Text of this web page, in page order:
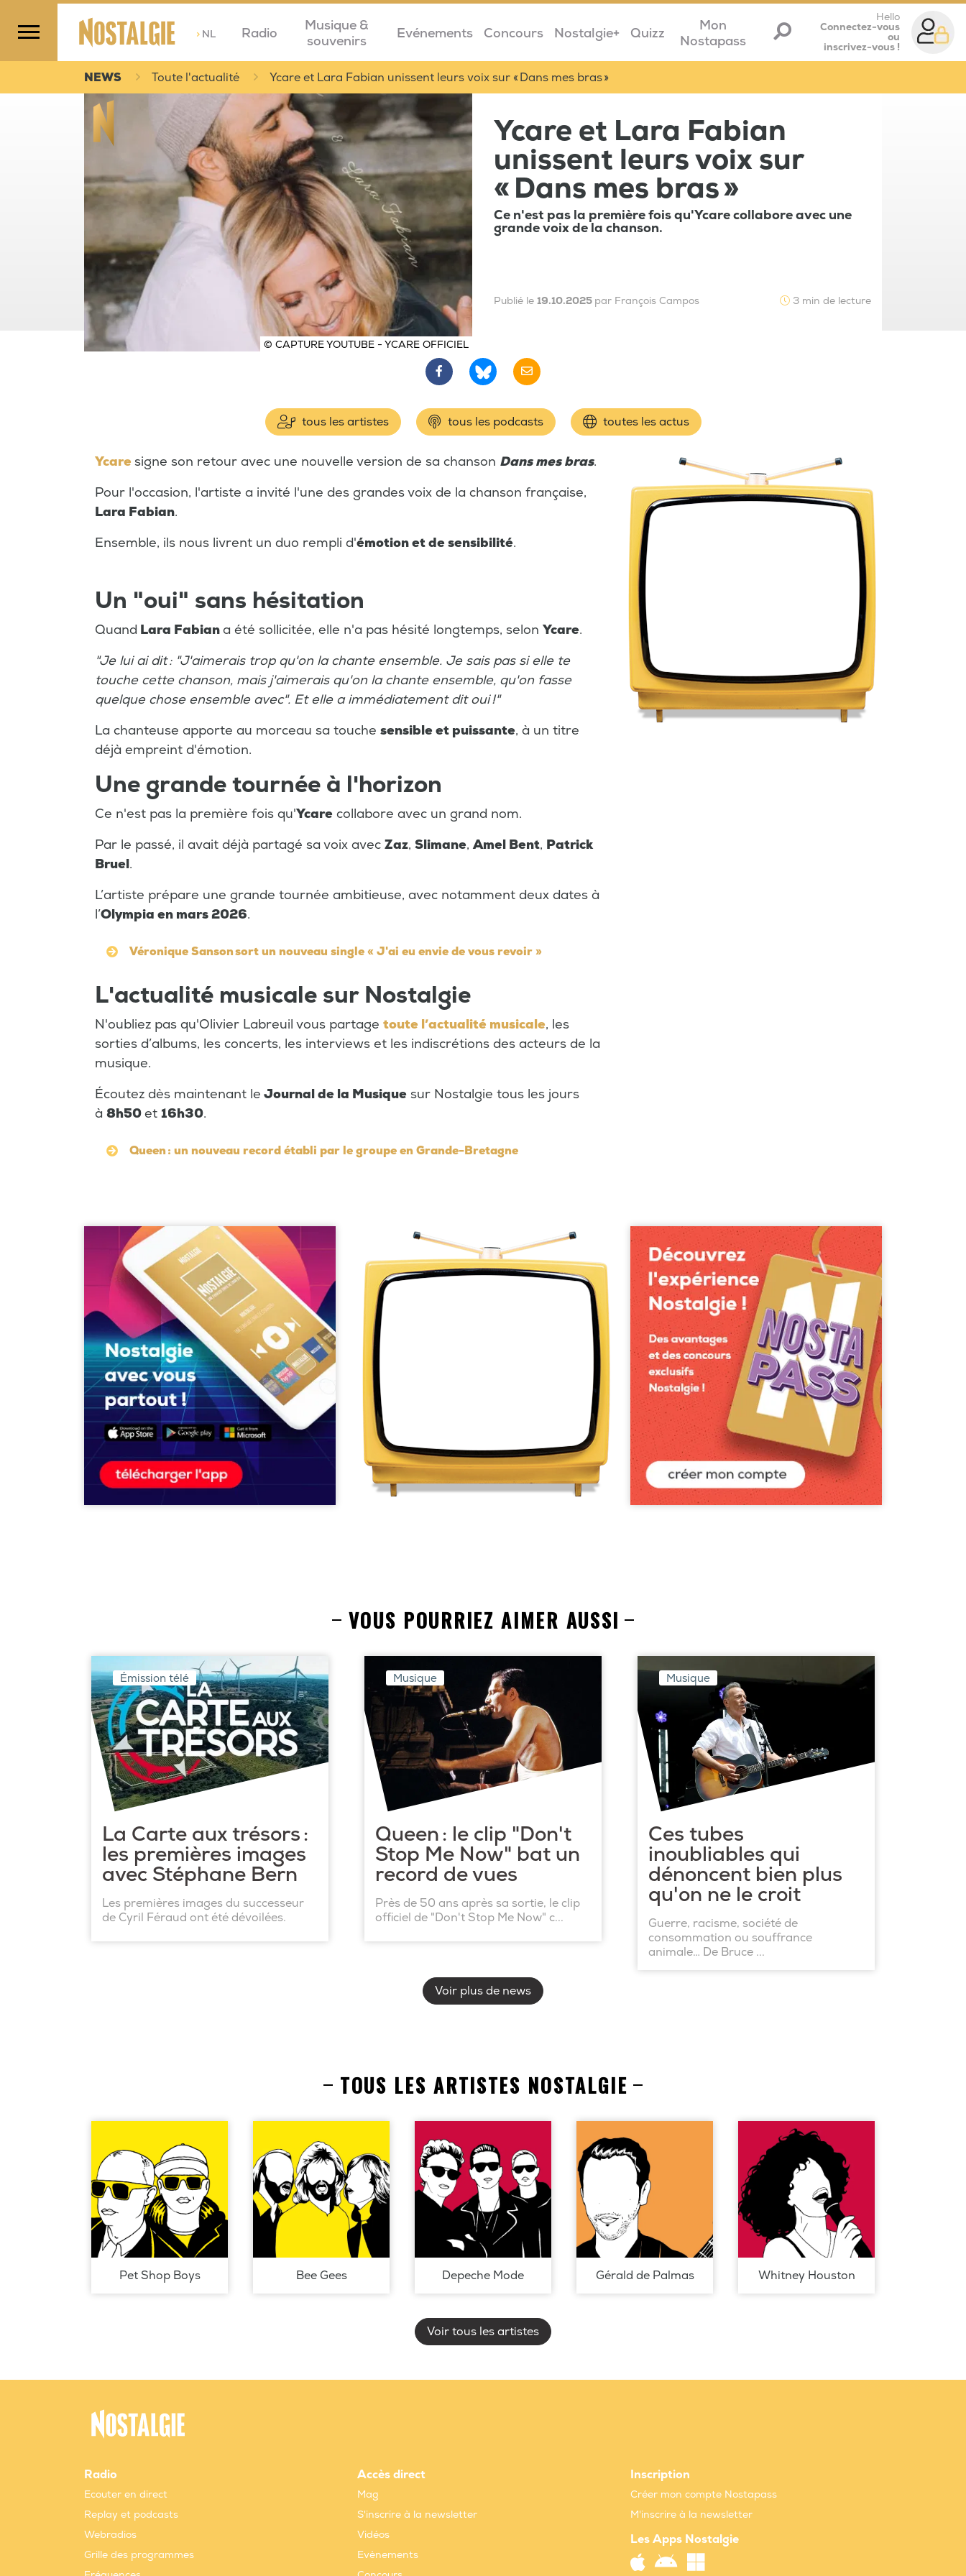
>NL Radio
Musique &
souvenirs
Evénements Concours Nostalgie+ Quizz
Mon
Nostapass
Hello
Connectez-vous
ou
inscrivez-vous !
NEWS Toute l'actualité Ycare et Lara Fabian unissent leurs voix sur « Dans mes bras »
© CAPTURE YOUTUBE - YCARE OFFICIEL
Ycare et Lara Fabian
unissent leurs voix sur
« Dans mes bras »
Ce n'est pas la première fois qu'Ycare collabore avec une
grande voix de la chanson.
Publié le 19.10.2025 par François Campos 3 min de lecture
tous les artistes tous les podcasts toutes les actus
Ycare signe son retour avec une nouvelle version de sa chanson Dans mes bras.
Pour l'occasion, l'artiste a invité l'une des grandes voix de la chanson française,
Lara Fabian.
Ensemble, ils nous livrent un duo rempli d'émotion et de sensibilité.
Un "oui" sans hésitation
Quand Lara Fabiana été sollicitée, elle n'a pas hésité longtemps, selon Ycare.
"Je lui ai dit : "J'aimerais trop qu'on la chante ensemble. Je sais pas si elle te
touche cette chanson, mais j'aimerais qu'on la chante ensemble, qu'on fasse
quelque chose ensemble avec". Et elle a immédiatement dit oui !"
La chanteuse apporte au morceau sa touche sensible et puissante, à un titre
déjà empreint d'émotion.
Une grande tournée à l'horizon
Ce n'est pas la première fois qu'Ycare collabore avec un grand nom.
Par le passé, il avait déjà partagé sa voix avec Zaz, Slimane, Amel Bent, Patrick
Bruel.
L’artiste prépare une grande tournée ambitieuse, avec notamment deux dates à
l’Olympia en mars 2026.
Véronique Sanson sort un nouveau single « J'ai eu envie de vous revoir »
L'actualité musicale sur Nostalgie
N'oubliez pas qu'Olivier Labreuil vous partage toute l’actualité musicale, les
sorties d’albums, les concerts, les interviews et les indiscrétions des acteurs de la
musique.
Écoutez dès maintenant le Journal de la Musique sur Nostalgie tous les jours
à 8h50et 16h30.
Queen : un nouveau record établi par le groupe en Grande-Bretagne
VOUS POURRIEZ AIMER AUSSI
Émission télé
La Carte aux trésors :
les premières images
avec Stéphane Bern
Les premières images du successeur
de Cyril Féraud ont été dévoilées.
Musique
Queen : le clip "Don't
Stop Me Now" bat un
record de vues
Près de 50 ans après sa sortie, le clip
officiel de "Don't Stop Me Now" c...
Musique
Ces tubes
inoubliables qui
dénoncent bien plus
qu'on ne le croit
Guerre, racisme, société de
consommation ou souffrance
animale… De Bruce ...
Voir plus de news
TOUS LES ARTISTES NOSTALGIE
Pet Shop Boys Bee Gees Depeche Mode Gérald de Palmas Whitney Houston
Voir tous les artistes
Radio
Ecouter en direct
Replay et podcasts
Webradios
Grille des programmes
Accès direct
Mag
S'inscrire à la newsletter
Vidéos
Evènements
Inscription
Créer mon compte Nostapass
M'inscrire à la newsletter
Les Apps Nostalgie